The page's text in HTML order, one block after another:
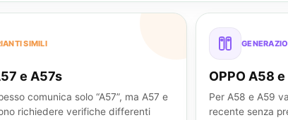
SIMILI
e A57s
comunica solo “A57”, ma A57 e
richiedere verifiche differenti
OPPO A58
Per A58 e A59
recente senza